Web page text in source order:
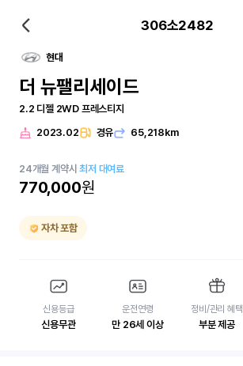
306소2482
현대
더 뉴팰리세이드
2.2 디젤 2WD 프레스티지
2023.02 경유 65,218km
24개월 계약시최저 대여료
770,000원
자차 포함
신용등급
신용무관
운전연령
만 26세 이상
정비/관리 혜택
부분 제공